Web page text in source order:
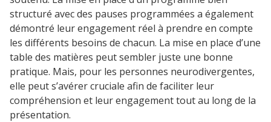
structuré avec des pauses programmées a également
démontré leur engagement réel à prendre en compte
les différents besoins de chacun. La mise en place d’une
table des matières peut sembler juste une bonne
pratique. Mais, pour les personnes neurodivergentes,
elle peut s’avérer cruciale afin de faciliter leur
compréhension et leur engagement tout au long de la
présentation.